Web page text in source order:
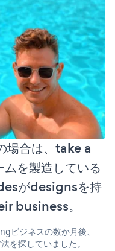
合は、take a
を製造している
がdesignsを持
business。
ビジネスの数か月後、
を探していました。